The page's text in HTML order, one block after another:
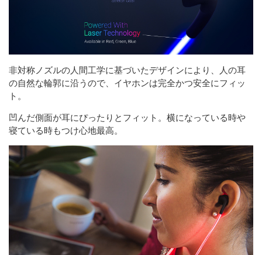
非対称ノズルの人間工学に基づいたデザインにより、人の耳
の自然な輪郭に沿うので、イヤホンは完全かつ安全にフィッ
ト。
凹んだ側面が耳にぴったりとフィット。横になっている時や
寝ている時もつけ心地最高。